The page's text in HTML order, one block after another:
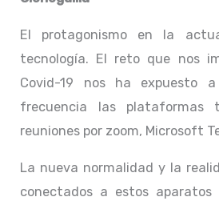
El protagonismo en la
tecnología. El reto que nos
Covid-19 nos ha expuesto
frecuencia las plataformas
reuniones por zoom, Microsoft
La nueva normalidad y la
conectados a estos aparatos